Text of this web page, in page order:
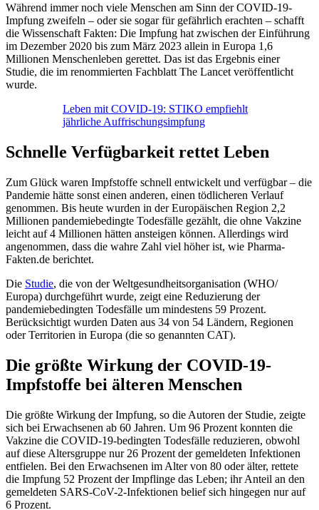
Während immer noch viele Menschen am Sinn der COVID-19-
Impfung zweifeln – oder sie sogar für gefährlich erachten – schafft
die Wissenschaft Fakten: Die Impfung hat zwischen der Einführung
im Dezember 2020 bis zum März 2023 allein in Europa 1,6
Millionen Menschenleben gerettet. Das ist das Ergebnis einer
Studie, die im renommierten Fachblatt The Lancet veröffentlicht
wurde.
Leben mit COVID-19: STIKO empfiehlt
jährliche Auffrischungsimpfung
Schnelle Verfügbarkeit rettet Leben
Zum Glück waren Impfstoffe schnell entwickelt und verfügbar – die
Pandemie hätte sonst einen anderen, einen tödlicheren Verlauf
genommen. Bis heute wurden in der Europäischen Region 2,2
Millionen pandemiebedingte Todesfälle gezählt, die ohne Vakzine
leicht auf 4 Millionen hätten ansteigen können. Allerdings wird
angenommen, dass die wahre Zahl viel höher ist, wie Pharma-
Fakten.de berichtet.
Die Studie, die von der Weltgesundheitsorganisation (WHO/
Europa) durchgeführt wurde, zeigt eine Reduzierung der
pandemiebedingten Todesfälle um mindestens 59 Prozent.
Berücksichtigt wurden Daten aus 34 von 54 Ländern, Regionen
oder Territorien in Europa (die so genannten CAT).
Die größte Wirkung der COVID-19-
Impfstoffe bei älteren Menschen
Die größte Wirkung der Impfung, so die Autoren der Studie, zeigte
sich bei Erwachsenen ab 60 Jahren. Um 96 Prozent konnten die
Vakzine die COVID-19-bedingten Todesfälle reduzieren, obwohl
auf diese Altersgruppe nur 26 Prozent der gemeldeten Infektionen
entfielen. Bei den Erwachsenen im Alter von 80 oder älter, rettete
die Impfung 52 Prozent der Impflinge das Leben; ihr Anteil an den
gemeldeten SARS-CoV-2-Infektionen belief sich hingegen nur auf
6 Prozent.